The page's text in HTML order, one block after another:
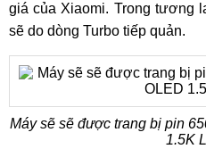
giá của Xiaomi. Trong tương
sẽ do dòng Turbo tiếp quản.
Máy sẽ sẽ được trang bị pin
1.5K